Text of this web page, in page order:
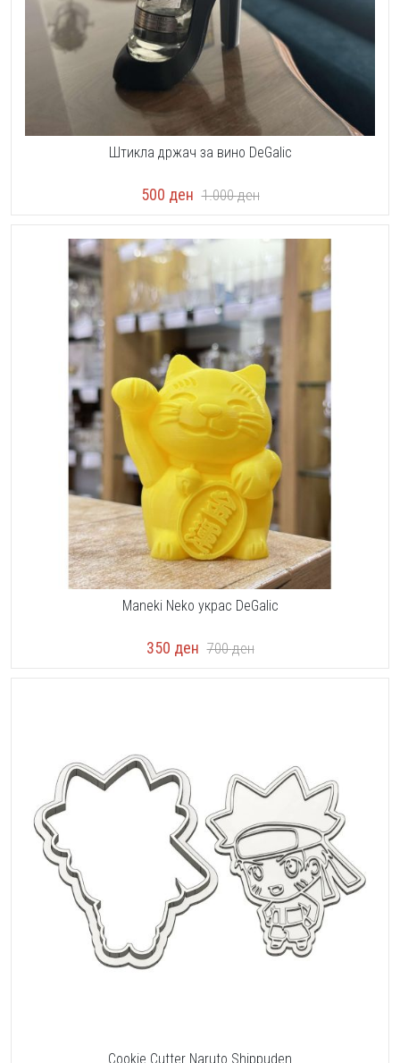
Штикла држач за вино DeGalic
500 ден 1.000ден
Maneki Neko украс DeGalic
350 ден 700ден
Cookie Cutter Naruto Shippuden